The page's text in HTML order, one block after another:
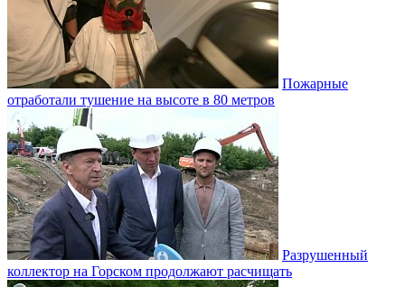
Пожарные
отработали тушение на высоте в 80 метров
Разрушенный
коллектор на Горском продолжают расчищать